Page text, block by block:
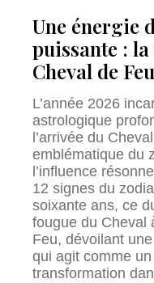
Une énergie
puissante :
Cheval de
L’année 2026
astrologique
l’arrivée du
emblématique du
l’influence
12 signes du
soixante ans, ce
fougue du Cheval
Feu, dévoilant
qui agit comme
transformation